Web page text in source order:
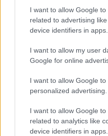
I want to allow Google
related to advertising
device identifiers in apps.
I want to allow my user
Google for online
I want to allow Google to
personalized advertising.
I want to allow Google
related to analytics like
device identifiers in apps.
European
Szólj hozzá!